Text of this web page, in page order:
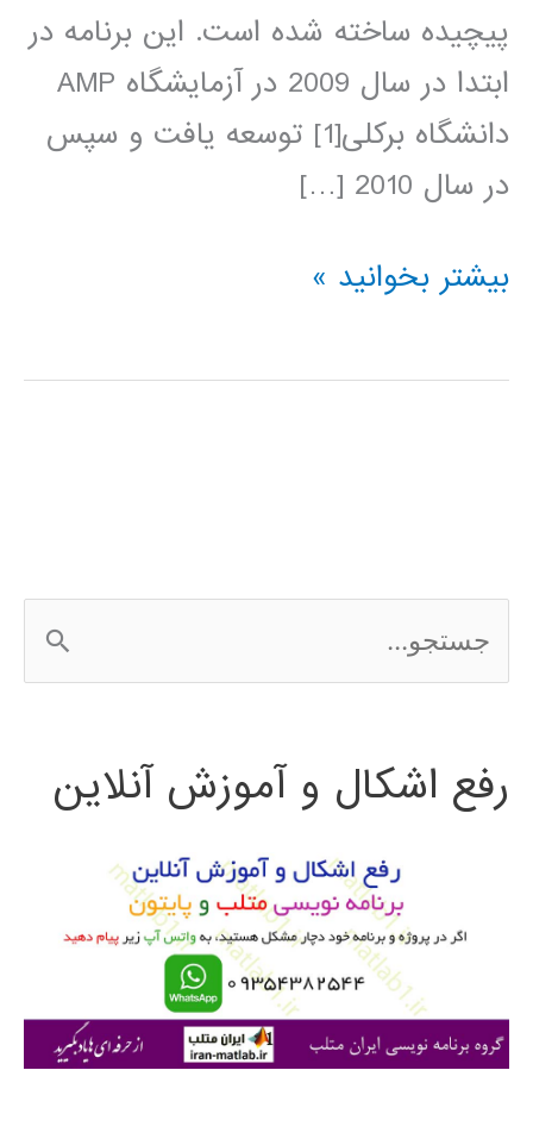
پیچیده ساخته شده است. این برنامه در
ابتدا در سال 2009 در آزمایشگاه AMP
دانشگاه برکلی[1] توسعه یافت و سپس
در سال 2010 […]
آموزش
اسپارک
بیشتر بخوانید »
س
ج
ی
رفع اشکال و آموزش آنلاین